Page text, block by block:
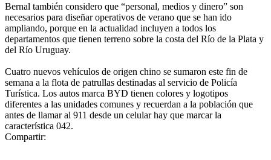
Bernal también considero que “personal, medios y dinero” son
necesarios para diseñar operativos de verano que se han ido
ampliando, porque en la actualidad incluyen a todos los
departamentos que tienen terreno sobre la costa del Río de la Plata y
del Río Uruguay.
Cuatro nuevos vehículos de origen chino se sumaron este fin de
semana a la flota de patrullas destinadas al servicio de Policía
Turística. Los autos marca BYD tienen colores y logotipos
diferentes a las unidades comunes y recuerdan a la población que
antes de llamar al 911 desde un celular hay que marcar la
característica 042.
Compartir: